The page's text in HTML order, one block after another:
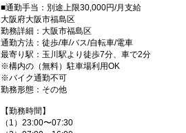
■通勤手当：別途上限30,000円/月支給
大阪府大阪市福島区
勤務詳細：大阪市福島区
通勤方法：徒歩/車/バス/自転車/電車
最寄り駅：玉川駅より徒歩7分、車で2分
※構内の（無料）駐車場利用OK
※バイク通勤不可
勤務形態：その他
【勤務時間】
（1）23:00〜07:30